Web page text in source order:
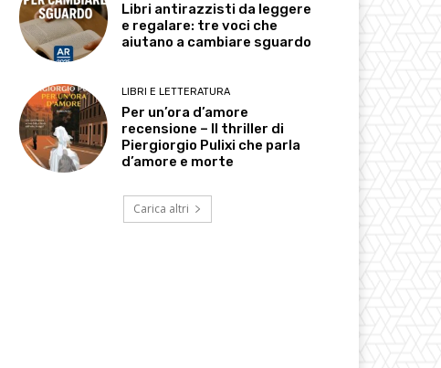
Libri antirazzisti da leggere
e regalare: tre voci che
aiutano a cambiare sguardo
LIBRI E LETTERATURA
Per un’ora d’amore
recensione – Il thriller di
Piergiorgio Pulixi che parla
d’amore e morte
Carica altri